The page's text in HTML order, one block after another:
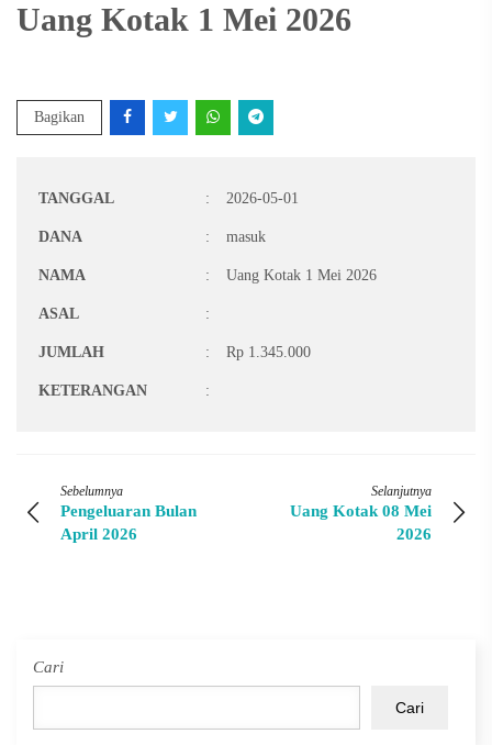
Uang Kotak 1 Mei 2026
Bagikan
TANGGAL : 2026-05-01
DANA : masuk
NAMA : Uang Kotak 1 Mei 2026
ASAL :
JUMLAH : Rp 1.345.000
KETERANGAN :
Sebelumnya
Pengeluaran Bulan
April 2026
Selanjutnya
Uang Kotak 08 Mei
2026
Cari
Cari